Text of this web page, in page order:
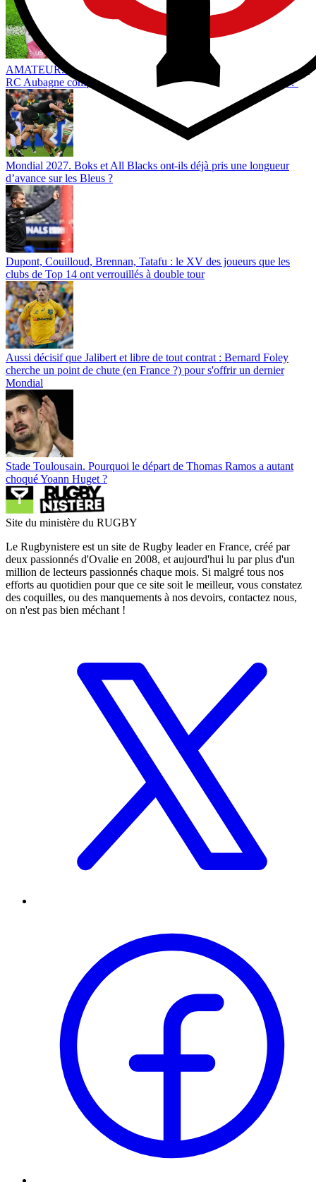
AMATEUR. Animer les dimanches, recrue de ProD2... Comment le
RC Aubagne compte se relancer après le grand chambardement ?
Mondial 2027. Boks et All Blacks ont-ils déjà pris une longueur
d’avance sur les Bleus ?
Dupont, Couilloud, Brennan, Tatafu : le XV des joueurs que les
clubs de Top 14 ont verrouillés à double tour
Aussi décisif que Jalibert et libre de tout contrat : Bernard Foley
cherche un point de chute (en France ?) pour s'offrir un dernier
Mondial
Stade Toulousain. Pourquoi le départ de Thomas Ramos a autant
choqué Yoann Huget ?
Site du ministère du RUGBY
Le Rugbynistere est un site de Rugby leader en France, créé par
deux passionnés d'Ovalie en 2008, et aujourd'hui lu par plus d'un
million de lecteurs passionnés chaque mois. Si malgré tous nos
efforts au quotidien pour que ce site soit le meilleur, vous constatez
des coquilles, ou des manquements à nos devoirs, contactez nous,
on n'est pas bien méchant !